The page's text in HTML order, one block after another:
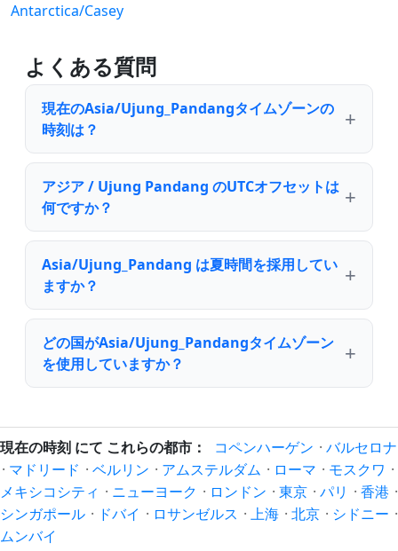
Antarctica/Casey
よくある質問
現在のAsia/Ujung_Pandangタイムゾーンの
時刻は？
アジア / Ujung Pandang のUTCオフセットは
何ですか？
Asia/Ujung_Pandang は夏時間を採用してい
ますか？
どの国がAsia/Ujung_Pandangタイムゾーン
を使用していますか？
現在の時刻 にて これらの都市： コペンハーゲン · バルセロナ
· マドリード · ベルリン · アムステルダム · ローマ · モスクワ ·
メキシコシティ · ニューヨーク · ロンドン · 東京 · パリ · 香港 ·
シンガポール · ドバイ · ロサンゼルス · 上海 · 北京 · シドニー ·
ムンバイ